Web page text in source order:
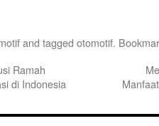
and tagged otomotif.
Ramah
di Indonesia